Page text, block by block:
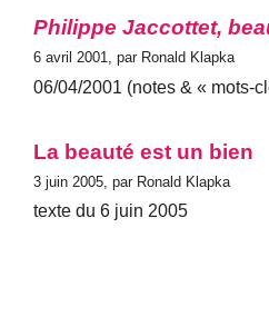
Philippe Jaccottet,
6 avril 2001, par Ronald Klapka
06/04/2001 (notes & « mots-
La beauté est un bien
3 juin 2005, par Ronald Klapka
texte du 6 juin 2005